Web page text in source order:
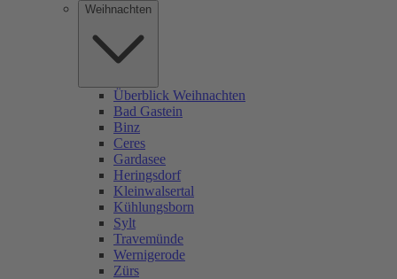
Weihnachten
Überblick Weihnachten
Bad Gastein
Binz
Ceres
Gardasee
Heringsdorf
Kleinwalsertal
Kühlungsborn
Sylt
Travemünde
Wernigerode
Zürs